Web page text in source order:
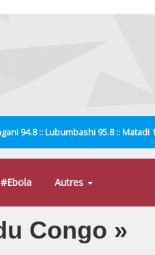
94.8 :: Lubumbashi 95.8 ::
#Ebola Autres
Congo »